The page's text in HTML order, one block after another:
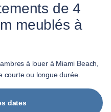
de 4
meublés à
à louer à Miami Beach,
courte ou longue durée.
dates